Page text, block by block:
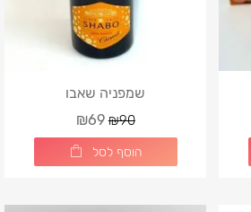
שמפניה שאבו
₪90
₪69
הוסף לסל